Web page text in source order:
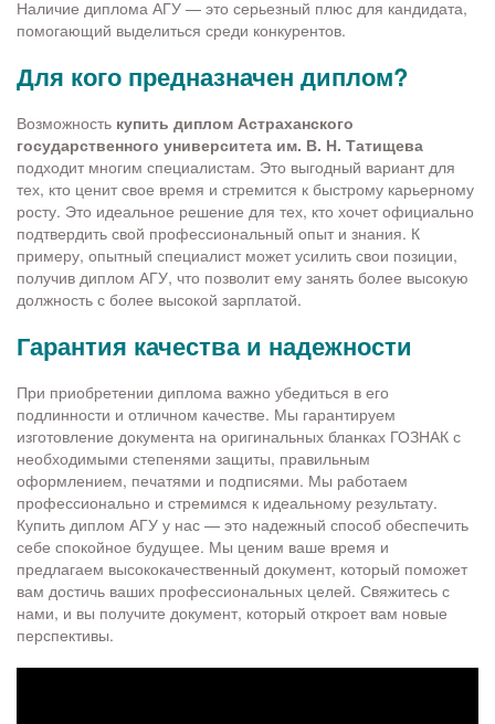
Наличие диплома АГУ — это серьезный плюс для кандидата,
помогающий выделиться среди конкурентов.
Для кого предназначен диплом?
Возможность купить диплом Астраханского
государственного университета им. В. Н. Татищева
подходит многим специалистам. Это выгодный вариант для
тех, кто ценит свое время и стремится к быстрому карьерному
росту. Это идеальное решение для тех, кто хочет официально
подтвердить свой профессиональный опыт и знания. К
примеру, опытный специалист может усилить свои позиции,
получив диплом АГУ, что позволит ему занять более высокую
должность с более высокой зарплатой.
Гарантия качества и надежности
При приобретении диплома важно убедиться в его
подлинности и отличном качестве. Мы гарантируем
изготовление документа на оригинальных бланках ГОЗНАК с
необходимыми степенями защиты, правильным
оформлением, печатями и подписями. Мы работаем
профессионально и стремимся к идеальному результату.
Купить диплом АГУ у нас — это надежный способ обеспечить
себе спокойное будущее. Мы ценим ваше время и
предлагаем высококачественный документ, который поможет
вам достичь ваших профессиональных целей. Свяжитесь с
нами, и вы получите документ, который откроет вам новые
перспективы.